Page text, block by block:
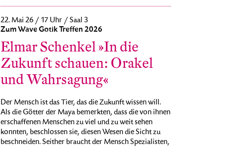
22. Mai 26 / 17 Uhr / Saal 3
Zum Wave Gotik Treffen 2026
Elmar Schenkel »In die
Zukunft schauen: Orakel
und Wahrsagung«
Der Mensch ist das Tier, das die Zukunft wissen will.
Als die Götter der Maya bemerkten, dass die von ihnen
erschaffenen Menschen zu viel und zu weit sehen
konnten, beschlossen sie, diesen Wesen die Sicht zu
beschneiden. Seither braucht der Mensch Spezialisten,